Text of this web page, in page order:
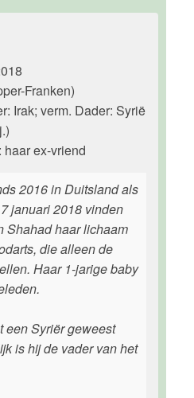
Franken)
Irak; verm. Dader: Syrië
ex-vriend
2016 in Duitsland als
januari 2018 vinden
Shahad haar lichaam
die alleen de
Haar 1-jarige baby
een Syriër geweest
is hij de vader van het